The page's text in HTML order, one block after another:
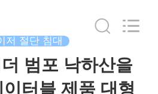
저 절단 침대
범포 낙하산을
터블 제품 대형